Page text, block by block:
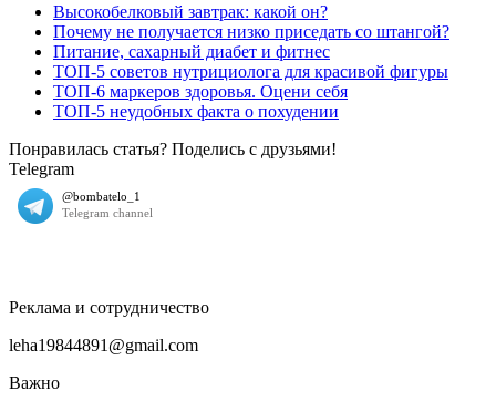
Высокобелковый завтрак: какой он?
Почему не получается низко приседать со штангой?
Питание, сахарный диабет и фитнес
ТОП-5 советов нутрициолога для красивой фигуры
ТОП-6 маркеров здоровья. Оцени себя
ТОП-5 неудобных факта о похудении
Понравилась статья? Поделись с друзьями!
Telegram
Реклама и сотрудничество
leha19844891@gmail.com
Важно